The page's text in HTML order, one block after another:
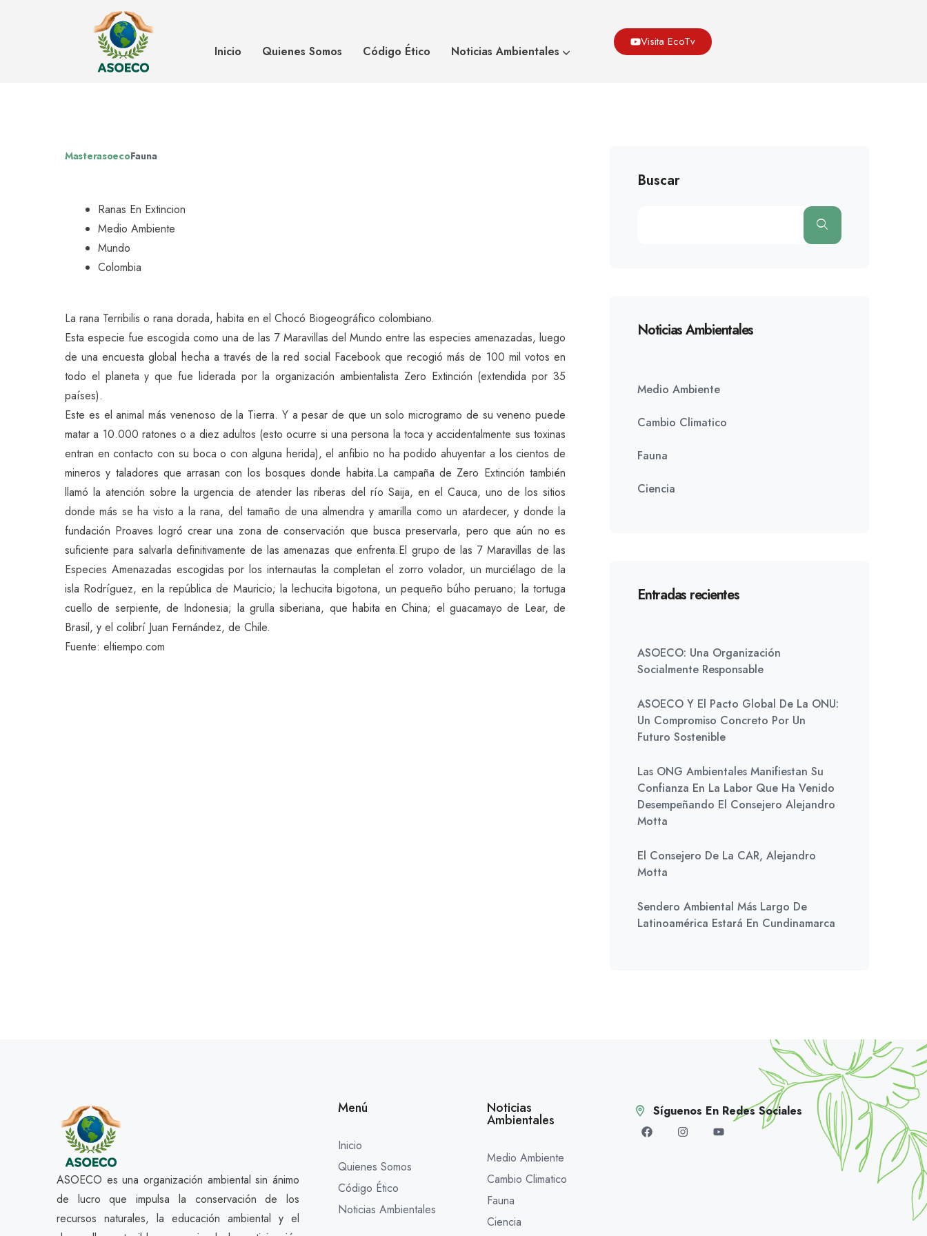
Inicio Quienes Somos Código Ético Noticias Ambientales
Visita EcoTv
Rana colombiana, una de las 7 Maravillas entre
especies en extinción
Rana Colombiana, Una De Las 7 Maravillas Entre Especies En Extinción
MasterasoecoFauna
Ranas En Extincion
Medio Ambiente
Mundo
Colombia
La rana Terribilis o rana dorada, habita en el Chocó Biogeográfico colombiano.
Esta especie fue escogida como una de las 7 Maravillas del Mundo entre las especies amenazadas, luego
de una encuesta global hecha a través de la red social Facebook que recogió más de 100 mil votos en
todo el planeta y que fue liderada por la organización ambientalista Zero Extinción (extendida por 35
países).
Este es el animal más venenoso de la Tierra. Y a pesar de que un solo microgramo de su veneno puede
matar a 10.000 ratones o a diez adultos (esto ocurre si una persona la toca y accidentalmente sus toxinas
entran en contacto con su boca o con alguna herida), el anfibio no ha podido ahuyentar a los cientos de
mineros y taladores que arrasan con los bosques donde habita.La campaña de Zero Extinción también
llamó la atención sobre la urgencia de atender las riberas del río Saija, en el Cauca, uno de los sitios
donde más se ha visto a la rana, del tamaño de una almendra y amarilla como un atardecer, y donde la
fundación Proaves logró crear una zona de conservación que busca preservarla, pero que aún no es
suficiente para salvarla definitivamente de las amenazas que enfrenta.El grupo de las 7 Maravillas de las
Especies Amenazadas escogidas por los internautas la completan el zorro volador, un murciélago de la
isla Rodríguez, en la república de Mauricio; la lechucita bigotona, un pequeño búho peruano; la tortuga
cuello de serpiente, de Indonesia; la grulla siberiana, que habita en China; el guacamayo de Lear, de
Brasil, y el colibrí Juan Fernández, de Chile.
Fuente: eltiempo.com
Buscar
Noticias Ambientales
Medio Ambiente
Cambio Climatico
Fauna
Ciencia
Entradas recientes
ASOECO: Una Organización
Socialmente Responsable
ASOECO Y El Pacto Global De La ONU:
Un Compromiso Concreto Por Un
Futuro Sostenible
Las ONG Ambientales Manifiestan Su
Confianza En La Labor Que Ha Venido
Desempeñando El Consejero Alejandro
Motta
El Consejero De La CAR, Alejandro
Motta
Sendero Ambiental Más Largo De
Latinoamérica Estará En Cundinamarca
ASOECO es una organización ambiental sin ánimo
de lucro que impulsa la conservación de los
recursos naturales, la educación ambiental y el
Menú
Inicio
Quienes Somos
Código Ético
Noticias Ambientales
Noticias
Ambientales
Medio Ambiente
Cambio Climatico
Fauna
Ciencia
Síguenos En Redes Sociales